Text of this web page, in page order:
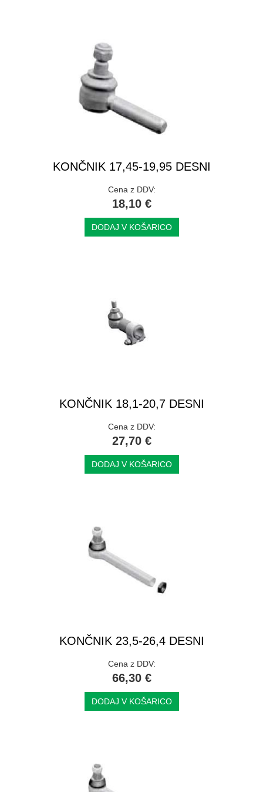
KONČNIK 17,45-19,95 DESNI
Cena z DDV:
18,10 €
DODAJ V KOŠARICO
KONČNIK 18,1-20,7 DESNI
Cena z DDV:
27,70 €
DODAJ V KOŠARICO
KONČNIK 23,5-26,4 DESNI
Cena z DDV:
66,30 €
DODAJ V KOŠARICO